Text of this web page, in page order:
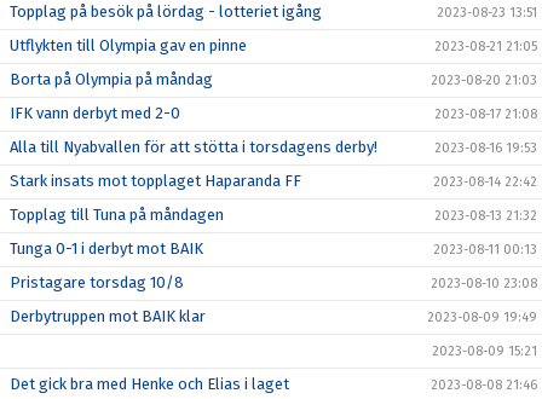
Topplag på besök på lördag - lotteriet igång 2023-08-23 13:51
Utflykten till Olympia gav en pinne 2023-08-21 21:05
Borta på Olympia på måndag 2023-08-20 21:03
IFK vann derbyt med 2-0 2023-08-17 21:08
Alla till Nyabvallen för att stötta i torsdagens derby! 2023-08-16 19:53
Stark insats mot topplaget Haparanda FF 2023-08-14 22:42
Topplag till Tuna på måndagen 2023-08-13 21:32
Tunga 0-1 i derbyt mot BAIK 2023-08-11 00:13
Pristagare torsdag 10/8 2023-08-10 23:08
Derbytruppen mot BAIK klar 2023-08-09 19:49
2023-08-09 15:21
Det gick bra med Henke och Elias i laget 2023-08-08 21:46